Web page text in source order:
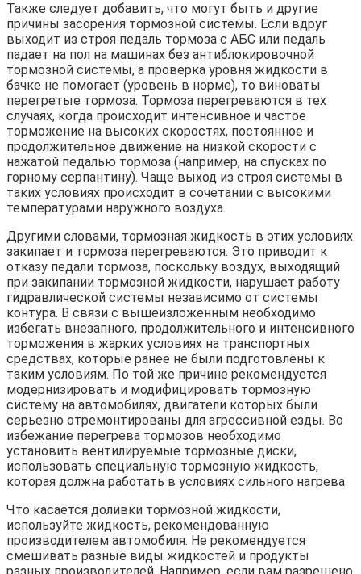
Также следует добавить, что могут быть и другие
причины засорения тормозной системы. Если вдруг
выходит из строя педаль тормоза с АБС или педаль
падает на пол на машинах без антиблокировочной
тормозной системы, а проверка уровня жидкости в
бачке не помогает (уровень в норме), то виноваты
перегретые тормоза. Тормоза перегреваются в тех
случаях, когда происходит интенсивное и частое
торможение на высоких скоростях, постоянное и
продолжительное движение на низкой скорости с
нажатой педалью тормоза (например, на спусках по
горному серпантину). Чаще выход из строя системы в
таких условиях происходит в сочетании с высокими
температурами наружного воздуха.
Другими словами, тормозная жидкость в этих условиях
закипает и тормоза перегреваются. Это приводит к
отказу педали тормоза, поскольку воздух, выходящий
при закипании тормозной жидкости, нарушает работу
гидравлической системы независимо от системы
контура. В связи с вышеизложенным необходимо
избегать внезапного, продолжительного и интенсивного
торможения в жарких условиях на транспортных
средствах, которые ранее не были подготовлены к
таким условиям. По той же причине рекомендуется
модернизировать и модифицировать тормозную
систему на автомобилях, двигатели которых были
серьезно отремонтированы для агрессивной езды. Во
избежание перегрева тормозов необходимо
установить вентилируемые тормозные диски,
использовать специальную тормозную жидкость,
которая должна работать в условиях сильного нагрева.
Что касается доливки тормозной жидкости,
используйте жидкость, рекомендованную
производителем автомобиля. Не рекомендуется
смешивать разные виды жидкостей и продукты